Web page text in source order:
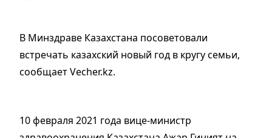
В Минздраве Казахстана посоветовали
встречать казахский новый год в кругу семьи,
сообщает Vecher.kz.
10 февраля 2021 года вице-министр